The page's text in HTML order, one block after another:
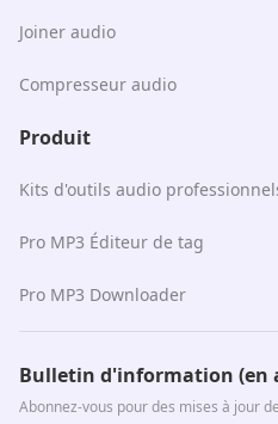
Joiner audio
Compresseur audio
Produit
Kits d'outils audio
Pro MP3 Éditeur de tag
Pro MP3 Downloader
Bulletin d'information (en
Abonnez-vous pour des mises à jour